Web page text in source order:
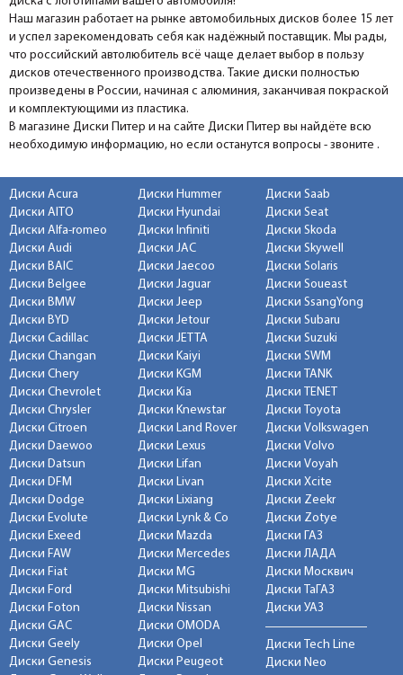
Наш магазин работает на рынке автомобильных дисков более 15 лет
и успел зарекомендовать себя как надёжный поставщик. Мы рады,
что российский автолюбитель всё чаще делает выбор в пользу
дисков отечественного производства. Такие диски полностью
произведены в России, начиная с алюминия, заканчивая покраской
и комплектующими из пластика.
В магазине Диски Питер и на сайте Диски Питер вы найдёте всю
необходимую информацию, но если останутся вопросы - звоните .
Диски Acura
Диски AITO
Диски Alfa-romeo
Диски Audi
Диски BAIC
Диски Belgee
Диски BMW
Диски BYD
Диски Cadillac
Диски Changan
Диски Chery
Диски Chevrolet
Диски Chrysler
Диски Citroen
Диски Daewoo
Диски Datsun
Диски DFM
Диски Dodge
Диски Evolute
Диски Exeed
Диски FAW
Диски Fiat
Диски Ford
Диски Foton
Диски GAC
Диски Geely
Диски Genesis
Диски Hummer
Диски Hyundai
Диски Infiniti
Диски JAC
Диски Jaecoo
Диски Jaguar
Диски Jeep
Диски Jetour
Диски JETTA
Диски Kaiyi
Диски KGM
Диски Kia
Диски Knewstar
Диски Land Rover
Диски Lexus
Диски Lifan
Диски Livan
Диски Lixiang
Диски Lynk & Co
Диски Mazda
Диски Mercedes
Диски MG
Диски Mitsubishi
Диски Nissan
Диски OMODA
Диски Opel
Диски Peugeot
Диски Saab
Диски Seat
Диски Skoda
Диски Skywell
Диски Solaris
Диски Soueast
Диски SsangYong
Диски Subaru
Диски Suzuki
Диски SWM
Диски TANK
Диски TENET
Диски Toyota
Диски Volkswagen
Диски Volvo
Диски Voyah
Диски Xcite
Диски Zeekr
Диски Zotye
Диски ГАЗ
Диски ЛАДА
Диски Москвич
Диски ТаГАЗ
Диски УАЗ
Диски Tech Line
Диски Neo